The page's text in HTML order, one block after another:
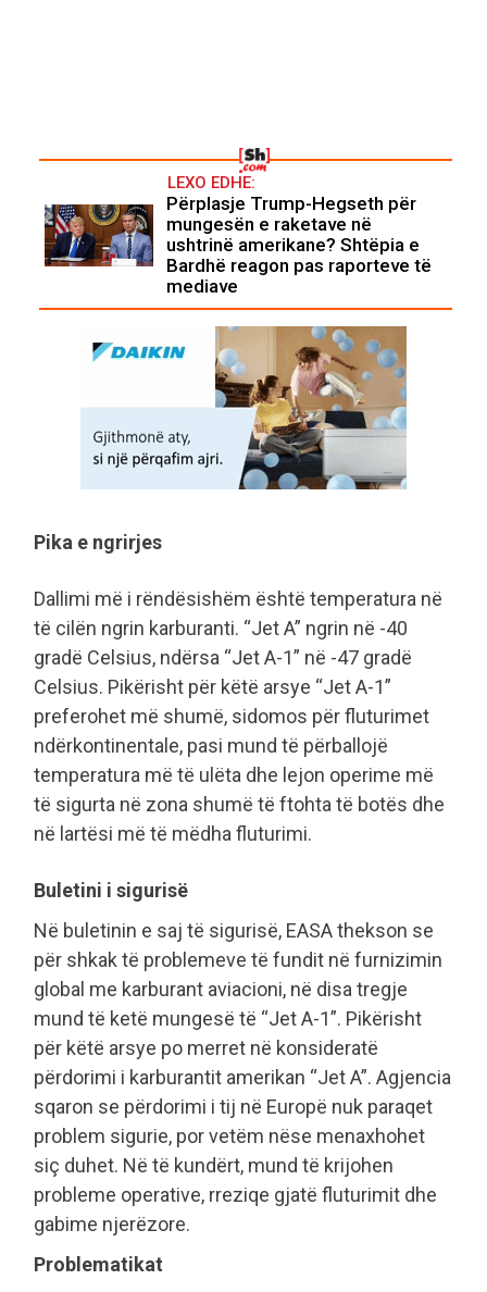
LEXO EDHE:
Përplasje Trump-Hegseth për
mungesën e raketave në
ushtrinë amerikane? Shtëpia e
Bardhë reagon pas raporteve të
mediave
Pika e ngrirjes
Dallimi më i rëndësishëm është temperatura në
të cilën ngrin karburanti. “Jet A” ngrin në -40
gradë Celsius, ndërsa “Jet A-1” në -47 gradë
Celsius. Pikërisht për këtë arsye “Jet A-1”
preferohet më shumë, sidomos për fluturimet
ndërkontinentale, pasi mund të përballojë
temperatura më të ulëta dhe lejon operime më
të sigurta në zona shumë të ftohta të botës dhe
në lartësi më të mëdha fluturimi.
Buletini i sigurisë
Në buletinin e saj të sigurisë, EASA thekson se
për shkak të problemeve të fundit në furnizimin
global me karburant aviacioni, në disa tregje
mund të ketë mungesë të “Jet A-1”. Pikërisht
për këtë arsye po merret në konsideratë
përdorimi i karburantit amerikan “Jet A”. Agjencia
sqaron se përdorimi i tij në Europë nuk paraqet
problem sigurie, por vetëm nëse menaxhohet
siç duhet. Në të kundërt, mund të krijohen
probleme operative, rreziqe gjatë fluturimit dhe
gabime njerëzore.
Problematikat